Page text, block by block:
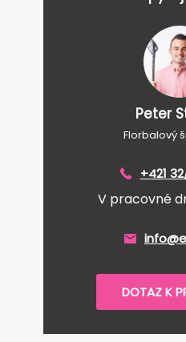
Peter
Florbalový
+421
V pracovné
DOTAZ K